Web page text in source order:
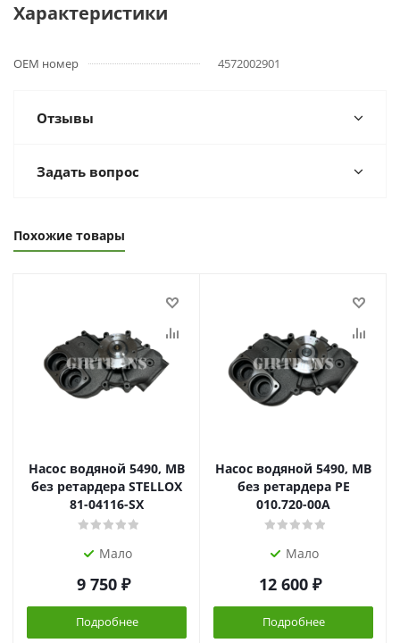
Характеристики
OEM номер 4572002901
Отзывы
Задать вопрос
Похожие товары
Насос водяной 5490, MB
без ретардера STELLOX
81-04116-SX
Мало
9 750 ₽
Подробнее
Насос водяной 5490, MB
без ретардера PE
010.720-00A
Мало
12 600 ₽
Подробнее